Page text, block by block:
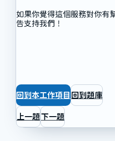
如果你覺得這個服務對你有
告支持我們！
回到本工作項目 回到題庫
上一題下一題